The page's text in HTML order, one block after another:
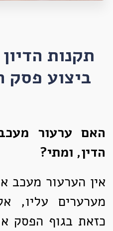
תקנות
ביצוע פסק
האם ערעור
הדין, ומתי?
אין הערעור מעכב
מערערים עליו,
כזאת בגוף הפסק